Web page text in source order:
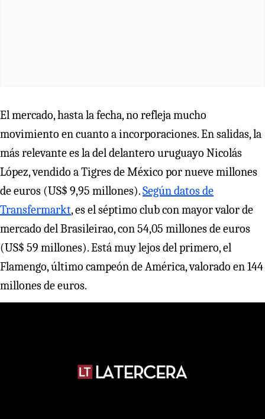
El mercado, hasta la fecha, no refleja mucho
movimiento en cuanto a incorporaciones. En salidas, la
más relevante es la del delantero uruguayo Nicolás
López, vendido a Tigres de México por nueve millones
de euros (US$ 9,95 millones).Según datos de
Transfermarkt, es el séptimo club con mayor valor de
mercado del Brasileirao, con 54,05 millones de euros
(US$ 59 millones). Está muy lejos del primero, el
Flamengo, último campeón de América, valorado en 144
millones de euros.